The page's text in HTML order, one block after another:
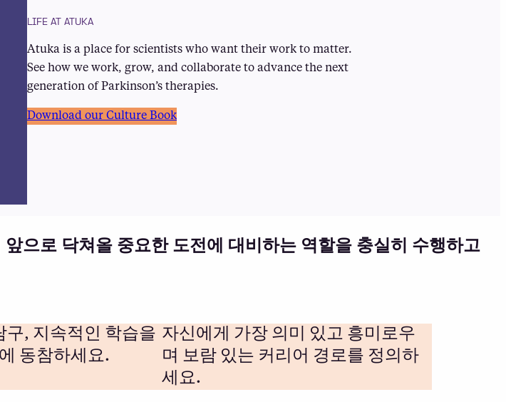
LIFE AT ATUKA
Atuka is a place for scientists who want their work to matter.
See how we work, grow, and collaborate to advance the next
generation of Parkinson’s therapies.
Download our Culture Book
으로 닥쳐올 중요한 도전에 대비하는 역할을 충실히 수행하고
구, 지속적인 학습을
동참하세요.
자신에게 가장 의미 있고 흥미로우
며 보람 있는 커리어 경로를 정의하
세요.